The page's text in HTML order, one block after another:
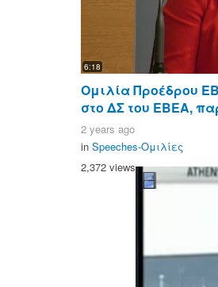
6:18
Ομιλία Προέδρου
στο ΔΣ του ΕΒΕΑ,
2 years ago
in Speeches-Ομιλίες
2,372 views